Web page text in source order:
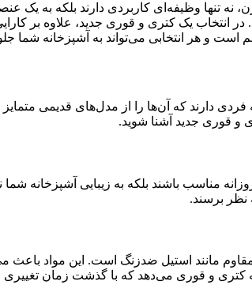
تنها وظیفه‌ای کاربردی دارند بلکه به یک
انتخاب یک کتری و قوری جدید، علاوه بر
و هر انتخابی می‌تواند به آشپزخانه شما
دارند که آن‌ها را از مدل‌های قدیمی متمایز
و قوری جدید آشنا شوید.
مناسب باشند بلکه به زیبایی آشپزخانه
نظر برسند.
مانند استیل ضدزنگ است. این مواد
کتری و قوری می‌دهد که با گذشت زمان تغییری